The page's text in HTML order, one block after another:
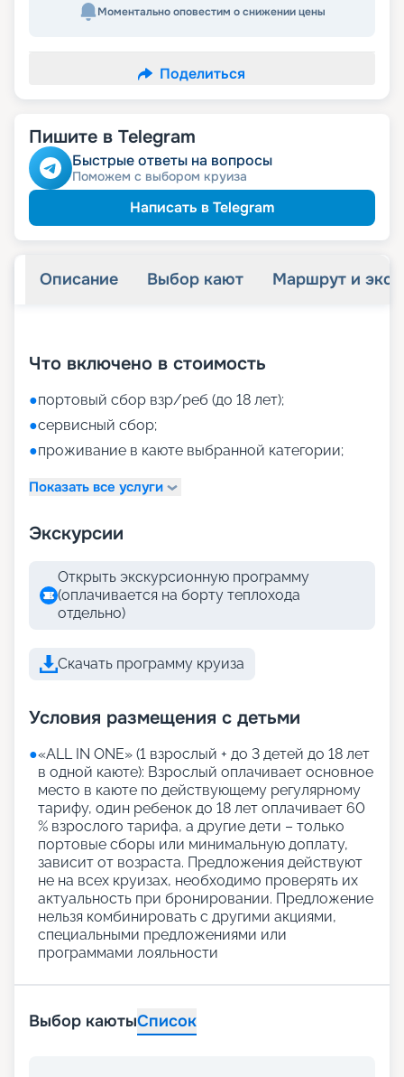
Моментально оповестим о снижении цены
Поделиться
Пишите в Telegram
Быстрые ответы на вопросы
Поможем с выбором круиза
Написать в Telegram
Описание Выбор кают Маршрут и
Что включено в стоимость
●портовый сбор взр/реб (до 18 лет);
●сервисный сбор;
●проживание в каюте выбранной категории;
Показать все услуги
Экскурсии
Открыть экскурсионную программу
(оплачивается на борту теплохода
отдельно)
Скачать программу круиза
Условия размещения с детьми
●«АLL IN ONE» (1 взрослый + до 3 детей до 18 лет
в одной каюте): Взрослый оплачивает основное
место в каюте по действующему регулярному
тарифу, один ребенок до 18 лет оплачивает 60
% взрослого тарифа, а другие дети – только
портовые сборы или минимальную доплату,
зависит от возраста. Предложения действуют
не на всех круизах, необходимо проверять их
актуальность при бронировании. Предложение
нельзя комбинировать с другими акциями,
специальными предложениями или
программами лояльности
Выбор каютыСписок